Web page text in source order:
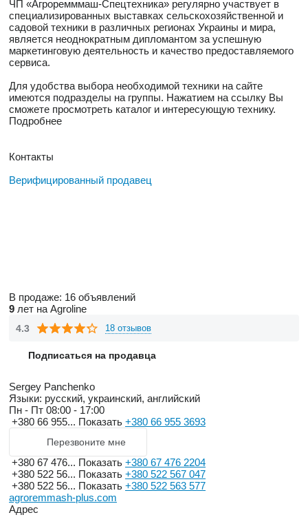
ЧП «Агроремммаш-Спецтехника» регулярно участвует в
специализированных выставках сельскохозяйственной и
садовой техники в различных регионах Украины и мира,
является неоднократным дипломантом за успешную
маркетинговую деятельность и качество предоставляемого
сервиса.
Для удобства выбора необходимой техники на сайте
имеются подразделы на группы. Нажатием на ссылку Вы
сможете просмотреть каталог и интересующую технику.
Подробнее
Контакты
Верифицированный продавец
В продаже: 16 объявлений
9 лет на Agroline
4.3 18 отзывов
Подписаться на продавца
Sergey Panchenko
Языки: русский, украинский, английский
Пн - Пт 08:00 - 17:00
+380 66 955... Показать +380 66 955 3693
Перезвоните мне
+380 67 476... Показать +380 67 476 2204
+380 522 56... Показать +380 522 567 047
+380 522 56... Показать +380 522 563 577
agroremmash-plus.com
Адрес